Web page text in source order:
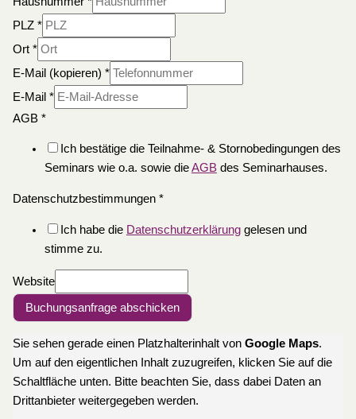
PLZ *
Ort *
E-Mail (kopieren) *
E-Mail *
AGB *
Ich bestätige die Teilnahme- & Stornobedingungen des
Seminars wie o.a. sowie dieAGBdes Seminarhauses.
Datenschutzbestimmungen *
Ich habe die Datenschutzerklärunggelesen und
stimme zu.
Website
Buchungsanfrage abschicken
Sie sehen gerade einen Platzhalterinhalt von Google Maps.
Um auf den eigentlichen Inhalt zuzugreifen, klicken Sie auf die
Schaltfläche unten. Bitte beachten Sie, dass dabei Daten an
Drittanbieter weitergegeben werden.